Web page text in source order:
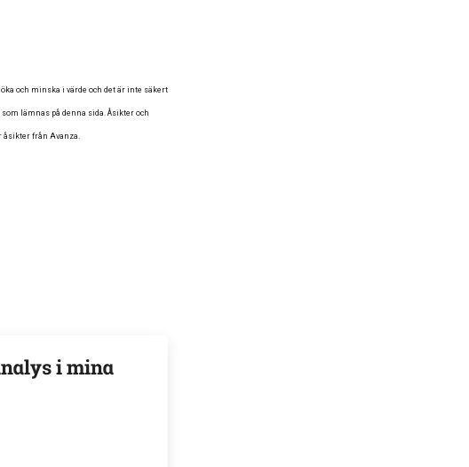
och minska i värde och det är inte säkert
lämnas på denna sida. Åsikter och
från Avanza.
i mina